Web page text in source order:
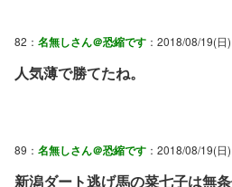
82： 名無しさん＠恐縮です ：2018/08/19(
人気薄で勝てたね。
89： 名無しさん＠恐縮です ：2018/08/19(
新潟ダート逃げ馬の菜七子は無